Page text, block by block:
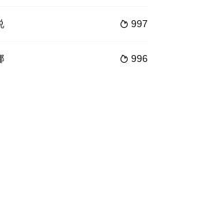
现在已经有点难
淑女而闻名遐迩。然而，自2011年4月起，学
情，全靠这项医疗技术才得以平息，而到现在
 997
 996